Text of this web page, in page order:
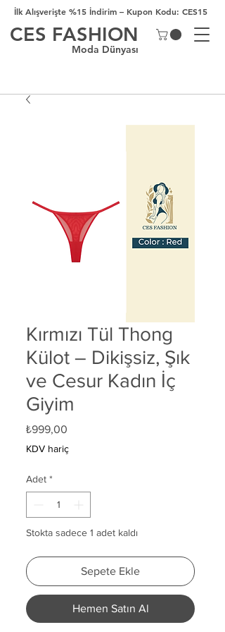
İlk Alışverişte %15 İndirim – Kupon Kodu: CES15
CES FASHION
Moda Dünyası
Kırmızı Tül Thong
Külot – Dikişsiz, Şık
ve Cesur Kadın İç
Giyim
₺999,00
KDV hariç
Adet *
Stokta sadece 1 adet kaldı
Sepete Ekle
Hemen Satın Al